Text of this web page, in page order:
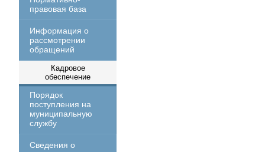
правовая база
Информация о
рассмотрении
обращений
Кадровое
обеспечение
Порядок
поступления на
муниципальную
службу
Сведения о